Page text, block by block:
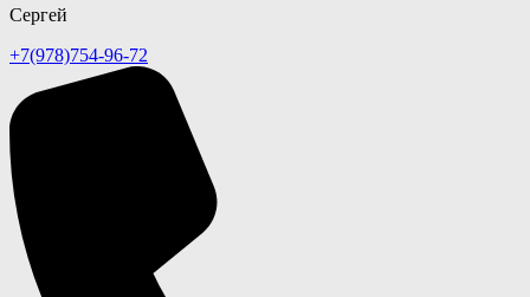
Сергей
+7(978)754-96-72